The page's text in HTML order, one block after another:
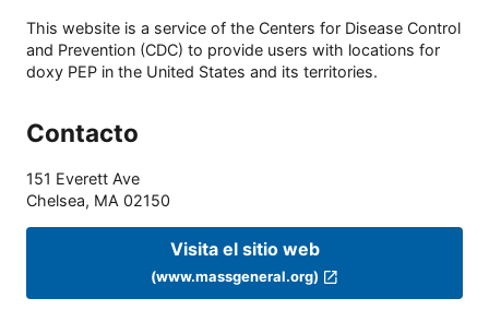
This website is a service of the Centers for Disease Control
and Prevention (CDC) to provide users with locations for
doxy PEP in the United States and its territories.
Contacto
151 Everett Ave
Chelsea, MA 02150
Visita el sitio web
(www.massgeneral.org)